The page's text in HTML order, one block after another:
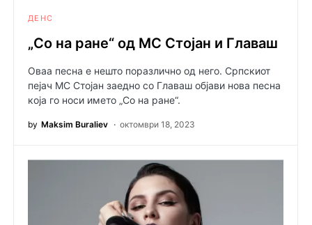
ДЕНС
„Со на ране“ од MC Стојан и Главаш
Оваа песна е нешто поразлично од него. Српскиот
пејач МC Стојан заедно со Главаш објави нова песна
која го носи името „Со на ране“.
by Maksim Buraliev октомври 18, 2023